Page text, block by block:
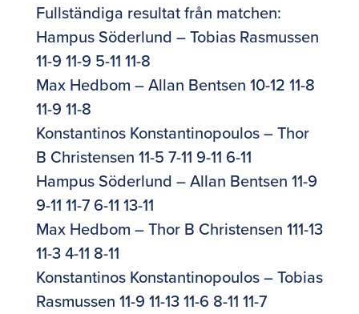
Fullständiga resultat från matchen:
Hampus Söderlund – Tobias Rasmussen
11-9 11-9 5-11 11-8
Max Hedbom – Allan Bentsen 10-12 11-8
11-9 11-8
Konstantinos Konstantinopoulos – Thor
B Christensen 11-5 7-11 9-11 6-11
Hampus Söderlund – Allan Bentsen 11-9
9-11 11-7 6-11 13-11
Max Hedbom – Thor B Christensen 111-13
11-3 4-11 8-11
Konstantinos Konstantinopoulos – Tobias
Rasmussen 11-9 11-13 11-6 8-11 11-7